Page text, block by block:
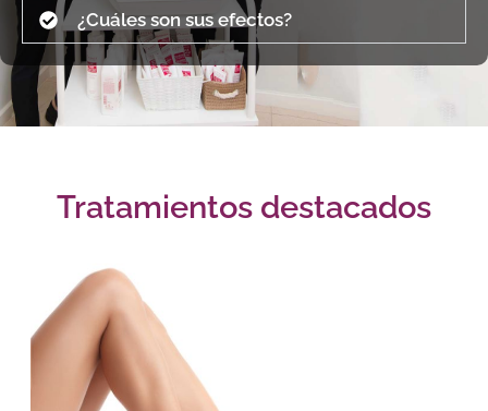
¿Cuáles son sus efectos?
Tratamientos destacados